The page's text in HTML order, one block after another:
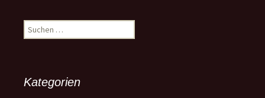
Suchen
nach:
Kategorien